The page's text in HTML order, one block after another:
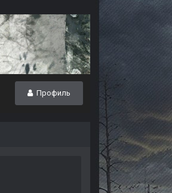
Профиль